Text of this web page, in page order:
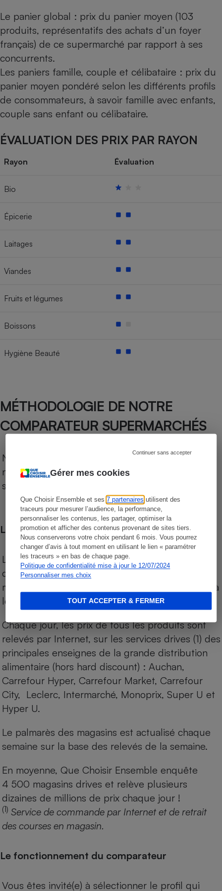
Gérer mes cookies
Que Choisir Ensemble et ses7 partenaires utilisent des
traceurs pour mesurer l’audience, la performance,
personnaliser les contenus, les partager, optimiser la
promotion et afficher des contenus provenant de sites tiers.
Nous conserverons votre choix pendant 6 mois. Vous pourrez
changer d’avis à tout moment en utilisant le lien « paramétrer
les traceurs » en bas de chaque page.
Politique de confidentialité mise à jour le 12/07/2024
Personnaliser mes choix
Continuer sans accepter
TOUT ACCEPTER & FERMER
Le panier global : prix du panier moyen (103
produits, représentatifs des achats d’un foyer
français) de ce supermarché par rapport à ses
concurrents.
Les paniers famille, couple et célibataire : prix du
panier moyen pondéré selon les différents profils
de consommateurs, à savoir famille avec enfants,
couple sans enfant ou célibataire.
ÉVALUATION DES PRIX PAR RAYON
Rayon Évaluation
Bio
Épicerie
Laitages
Viandes
Fruits et légumes
Boissons
Hygiène Beauté
MÉTHODOLOGIE DE NOTRE
COMPARATEUR SUPERMARCHÉS
Notre comparateur de supermarchés propose le
niveau de prix des supermarchés, géolocalisés
sur le territoire français.
Les comparaisons de prix
Les comparaisons sont réalisées sur l’ensemble
des produits des magasins. Les produits de
marques de distributeurs (MDD) sont comparés à
leurs équivalents chez leurs concurrents.
Chaque jour, les prix de tous les produits sont
relevés par Internet, sur les services drives (1) des
principales enseignes de la grande distribution
alimentaire (hors hard discount) : Auchan,
Carrefour Hyper, Carrefour Market, Carrefour
City, Leclerc, Intermarché, Monoprix, Super U et
Hyper U.
Le palmarès des magasins est actualisé chaque
semaine sur la base des relevés de la semaine.
En moyenne, Que Choisir Ensemble enquête
4 500 magasins drives et relève plusieurs
dizaines de millions de prix chaque jour !
(1) Service de commande par Internet et de retrait
des courses en magasin.
Le fonctionnement du comparateur
Vous êtes invité(e) à sélectionner le profil qui